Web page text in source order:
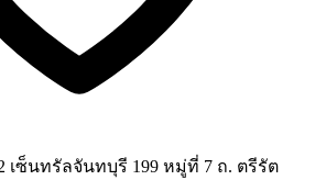
เซ็นทรัลจันทบุรี 199 หมู่ที่ 7 ถ. ตรีรัต